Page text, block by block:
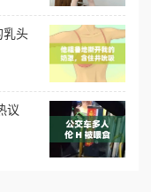
乳头
议